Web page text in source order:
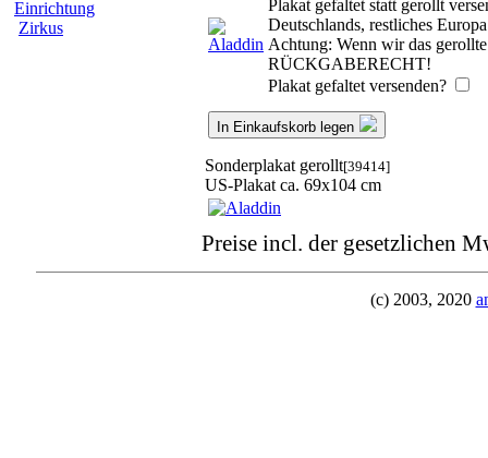
Einrichtung
Zirkus
Plakat gefaltet statt gerollt
Deutschlands, restliches
Achtung: Wenn wir das
RÜCKGABERECHT!
Plakat gefaltet versenden?
In Einkaufskorb legen
Sonderplakat gerollt[39414]
US-Plakat ca. 69x104 cm
Preise incl. der gesetzlichen
(c) 2003, 2020